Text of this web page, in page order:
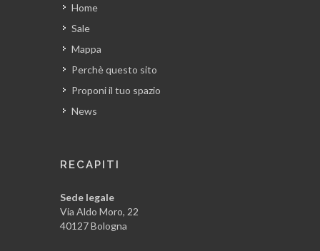
Home
Sale
Mappa
Perchè questo sito
Proponi il tuo spazio
News
RECAPITI
Sede legale
Via Aldo Moro, 22
40127 Bologna